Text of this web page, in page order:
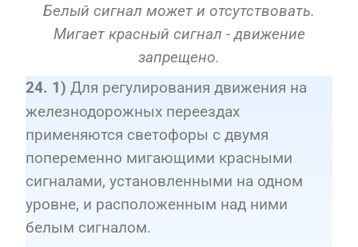
Белый сигнал может и отсутствовать.
Мигает красный сигнал - движение
запрещено.
24. 1)Для регулирования движения на
железнодорожных переездах
применяются светофоры с двумя
попеременно мигающими красными
сигналами, установленными на одном
уровне, и расположенным над ними
белым сигналом.